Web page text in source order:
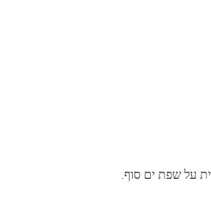
על שפת ים סוף.